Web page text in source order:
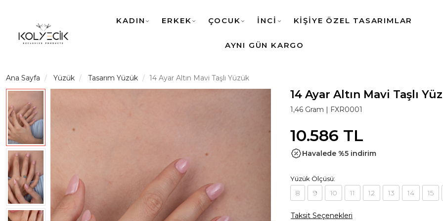
KADIN ERKEK ÇOCUK İNCİ KİŞİYE ÖZEL TASARIMLAR
AYNI GÜN KARGO
Ana Sayfa Yüzük Tasarım Yüzük 14 Ayar Altın Mavi Taşlı Yüzük
14 Ayar Altın Mavi Taşlı
1,46 Gram | FXR0001
10.586 TL
Havalede %5 indirim
Yüzük Ölçüsü:
8 9 10 11 12 13 14 15
Taksit Seçenekleri